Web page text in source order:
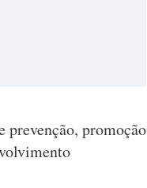
prevenção, promoção